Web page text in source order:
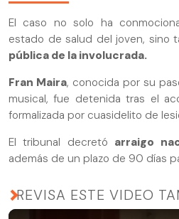
El caso no solo ha
estado de salud del joven, sino
pública de la involucrada.
Fran Maira, conocida por su
musical, fue detenida tras el
formalizada por cuasidelito de
El tribunal decretó arraigo
además de un plazo de 90 días
REVISA ESTE VIDEO